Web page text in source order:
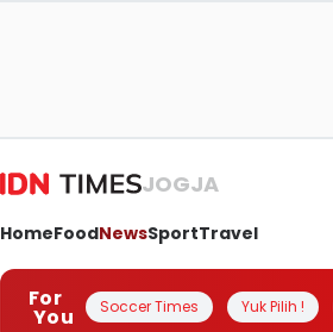
JOGJA
HomeFoodNewsSportTravel
For
You Soccer Times Yuk Pilih !